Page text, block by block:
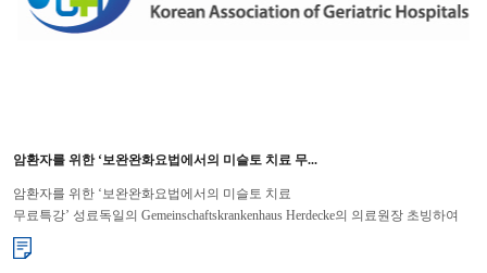
암환자를 위한 ‘보완완화요법에서의 미슬토 치료 무...
암환자를 위한 ‘보완완화요법에서의 미슬토 치료
무료특강’ 성료독일의 Gemeinschaftskrankenhaus Herdecke의 의료원장 초빙하여
진행 대한노인요양병원협회(회장 윤해영)는 지난 10월 7일(월)에 파크 하얏트
부...